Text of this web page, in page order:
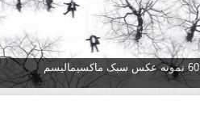
60 نمونه عکس سبک ماکسیمالیسم